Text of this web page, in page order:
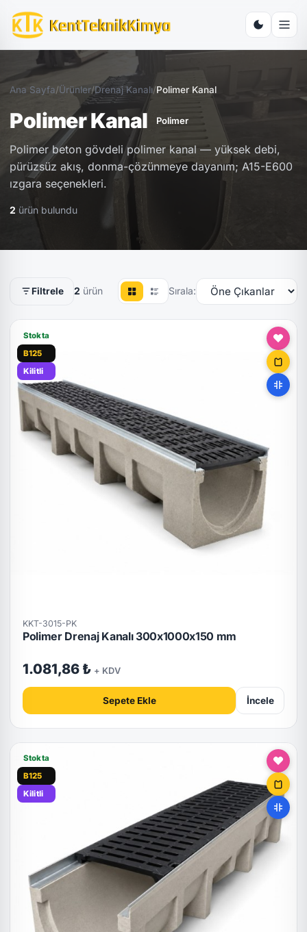
Ana Sayfa/Ürünler/Drenaj Kanalı/Polimer Kanal
Polimer Kanal Polimer
Polimer beton gövdeli polimer kanal — yüksek debi,
pürüzsüz akış, donma-çözünmeye dayanım; A15-E600
ızgara seçenekleri.
2 ürün bulundu
Filtrele 2 ürün Sırala:
Stokta
B125
Kilitli
KKT-3015-PK
Polimer Drenaj Kanalı 300x1000x150 mm
1.081,86 ₺ + KDV
Sepete Ekle İncele
Stokta
B125
Kilitli